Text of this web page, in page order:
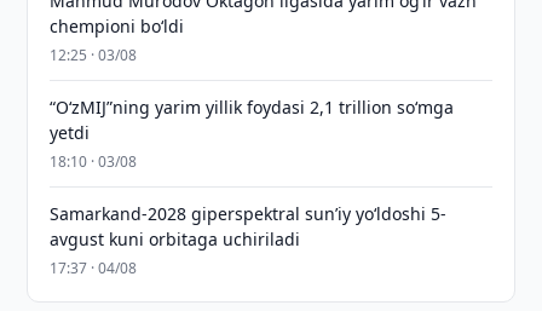
chempioni bo‘ldi
12:25 · 03/08
“O‘zMIJ”ning yarim yillik foydasi 2,1 trillion so‘mga
yetdi
18:10 · 03/08
Samarkand-2028 giperspektral sun’iy yo‘ldoshi 5-
avgust kuni orbitaga uchiriladi
17:37 · 04/08